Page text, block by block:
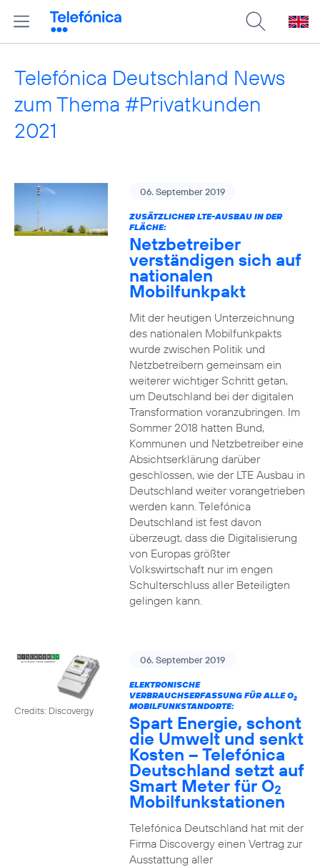
Telefónica Deutschland News
zum Thema #Privatkunden
2021
06. September 2019
ZUSÄTZLICHER LTE-AUSBAU IN DER
FLÄCHE:
Netzbetreiber
verständigen sich auf
nationalen
Mobilfunkpakt
Mit der heutigen Unterzeichnung
des nationalen Mobilfunkpakts
wurde zwischen Politik und
Netzbetreibern gemeinsam ein
weiterer wichtiger Schritt getan,
um Deutschland bei der digitalen
Transformation voranzubringen. Im
Sommer 2018 hatten Bund,
Kommunen und Netzbetreiber eine
Absichtserklärung darüber
geschlossen, wie der LTE Ausbau in
Deutschland weiter vorangetrieben
werden kann. Telefónica
Deutschland ist fest davon
überzeugt, dass die Digitalisierung
von Europas größter
Volkswirtschaft nur im engen
Schulterschluss aller Beteiligten
gelingen kann.
Credits: Discovergy
06. September 2019
ELEKTRONISCHE
VERBRAUCHSERFASSUNG FÜR ALLE O2
MOBILFUNKSTANDORTE:
Spart Energie, schont
die Umwelt und senkt
Kosten – Telefónica
Deutschland setzt auf
Smart Meter für O2
Mobilfunkstationen
Telefónica Deutschland hat mit der
Firma Discovergy einen Vertrag zur
Ausstattung aller